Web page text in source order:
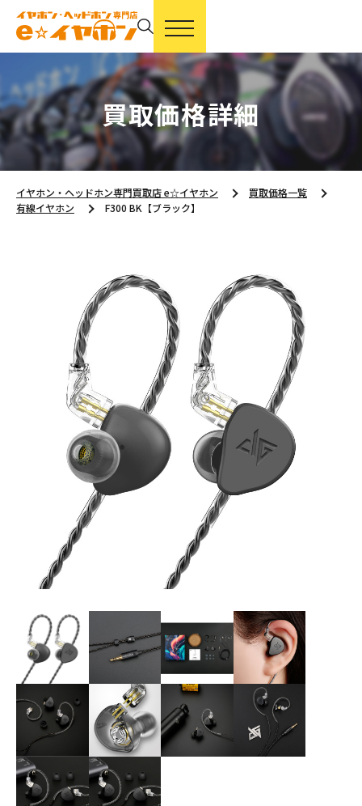
買取価格詳細
イヤホン・ヘッドホン専門買取店 e☆イヤホン
買取価格一覧
有線イヤホン
F300 BK【ブラック】